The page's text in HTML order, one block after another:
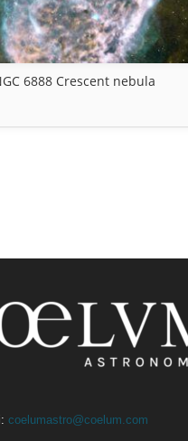
6888 Crescent nebula
coelumastro@coelum.com